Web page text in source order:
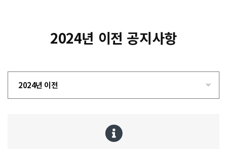
2024년 이전 공지사항
2024년 이전